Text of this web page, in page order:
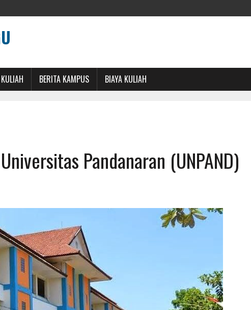
BERITA KAMPUS BIAYA KULIAH
Pandanaran (UNPAND)